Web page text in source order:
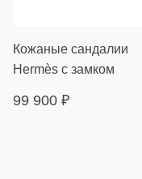
Кожаные сандалии
Hermès с замком
99 900 ₽